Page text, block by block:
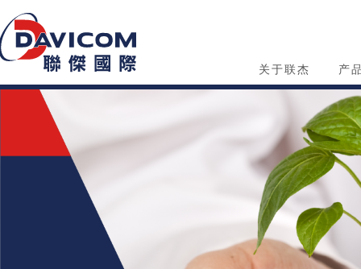
关于联杰 产